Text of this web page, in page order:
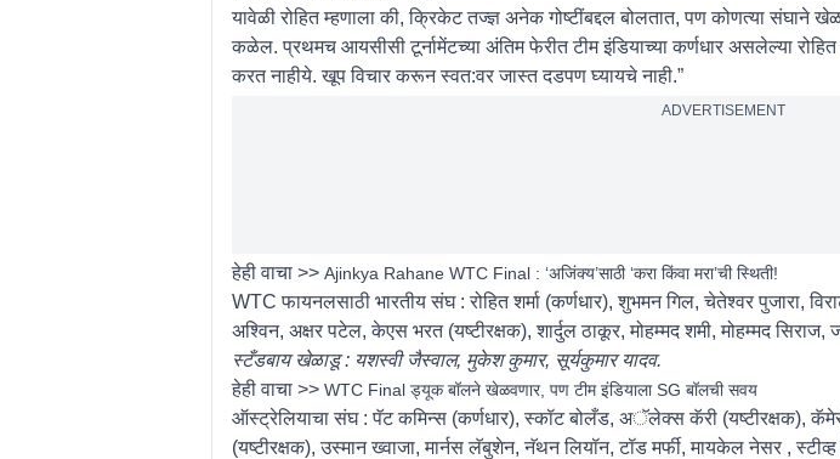
यावेळी रोहित म्हणाला की, क्रिकेट तज्ज्ञ अनेक गोष्टींबद्दल बोलतात, पण कोणत्या संघाने
कळेल. प्रथमच आयसीसी टूर्नामेंटच्या अंतिम फेरीत टीम इंडियाच्या कर्णधार असलेल्या रोहित
करत नाहीये. खूप विचार करून स्वत:वर जास्त दडपण घ्यायचे नाही.”
ADVERTISEMENT
हेही वाचा >> Ajinkya Rahane WTC Final : ‘अजिंक्य’साठी ‘करा किंवा मरा’ची स्थिती!
WTC फायनलसाठी भारतीय संघ : रोहित शर्मा (कर्णधार), शुभमन गिल, चेतेश्वर पुजारा,
अश्विन, अक्षर पटेल, केएस भरत (यष्टीरक्षक), शार्दुल ठाकूर, मोहम्मद शमी, मोहम्मद
स्टँडबाय खेळाडू : यशस्वी जैस्वाल, मुकेश कुमार, सूर्यकुमार यादव.
हेही वाचा >> WTC Final ड्यूक बॉलने खेळवणार, पण टीम इंडियाला SG बॉलची सवय
ऑस्ट्रेलियाचा संघ : पॅट कमिन्स (कर्णधार), स्कॉट बोलँड, अॅलेक्स कॅरी (यष्टीरक्षक),
(यष्टीरक्षक), उस्मान ख्वाजा, मार्नस लॅबुशेन, नॅथन लियॉन, टॉड मर्फी, मायकेल नेसर , स्टीव्ह